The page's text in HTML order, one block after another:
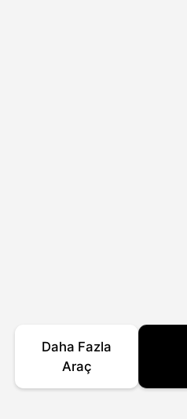
Daha Fazla
Araç